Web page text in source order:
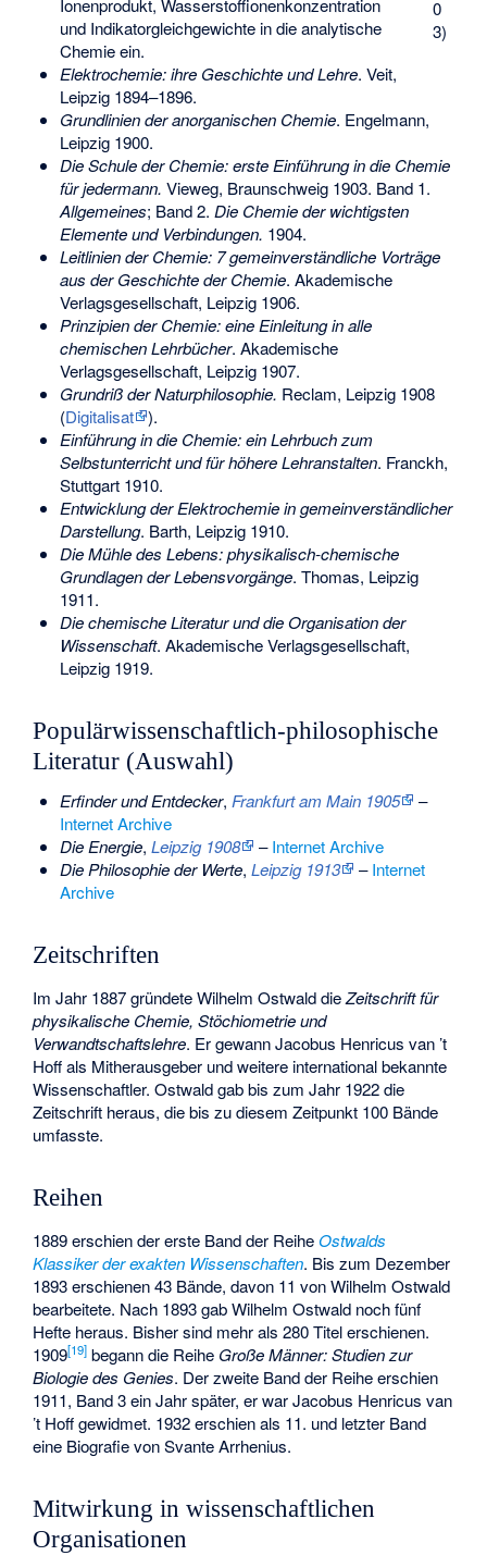
0
3)
und Indikatorgleichgewichte in die analytische
Chemie ein.
Elektrochemie: ihre Geschichte und Lehre. Veit,
Leipzig 1894–1896.
Grundlinien der anorganischen Chemie. Engelmann,
Leipzig 1900.
Die Schule der Chemie: erste Einführung in die Chemie
für jedermann. Vieweg, Braunschweig 1903. Band 1.
Allgemeines; Band 2. Die Chemie der wichtigsten
Elemente und Verbindungen. 1904.
Leitlinien der Chemie: 7 gemeinverständliche Vorträge
aus der Geschichte der Chemie. Akademische
Verlagsgesellschaft, Leipzig 1906.
Prinzipien der Chemie: eine Einleitung in alle
chemischen Lehrbücher. Akademische
Verlagsgesellschaft, Leipzig 1907.
Grundriß der Naturphilosophie. Reclam, Leipzig 1908
(Digitalisat
).
Einführung in die Chemie: ein Lehrbuch zum
Selbstunterricht und für höhere Lehranstalten. Franckh,
Stuttgart 1910.
Entwicklung der Elektrochemie in gemeinverständlicher
Darstellung. Barth, Leipzig 1910.
Die Mühle des Lebens: physikalisch-chemische
Grundlagen der Lebensvorgänge. Thomas, Leipzig
1911.
Die chemische Literatur und die Organisation der
Wissenschaft. Akademische Verlagsgesellschaft,
Leipzig 1919.
Populärwissenschaftlich-philosophische
Literatur (Auswahl)
Erfinder und Entdecker, Frankfurt am Main 1905
–
Internet Archive
Die Energie, Leipzig 1908 –Internet Archive
Die Philosophie der Werte, Leipzig 1913 –Internet
Archive
Zeitschriften
Im Jahr 1887 gründete Wilhelm Ostwald dieZeitschrift für
physikalische Chemie, Stöchiometrie und
Verwandtschaftslehre. Er gewann Jacobus Henricus van ’t
Hoff als Mitherausgeber und weitere international bekannte
Wissenschaftler. Ostwald gab bis zum Jahr 1922 die
Zeitschrift heraus, die bis zu diesem Zeitpunkt 100 Bände
umfasste.
Reihen
1889 erschien der erste Band der ReiheOstwalds
Klassiker der exakten Wissenschaften. Bis zum Dezember
1893 erschienen 43 Bände, davon 11 von Wilhelm Ostwald
bearbeitete. Nach 1893 gab Wilhelm Ostwald noch fünf
Hefte heraus. Bisher sind mehr als 280 Titel erschienen.
1909[19] begann die Reihe Große Männer: Studien zur
Biologie des Genies. Der zweite Band der Reihe erschien
1911, Band 3 ein Jahr später, er war Jacobus Henricus van
’t Hoff gewidmet. 1932 erschien als 11. und letzter Band
eine Biografie von Svante Arrhenius.
Mitwirkung in wissenschaftlichen
Organisationen